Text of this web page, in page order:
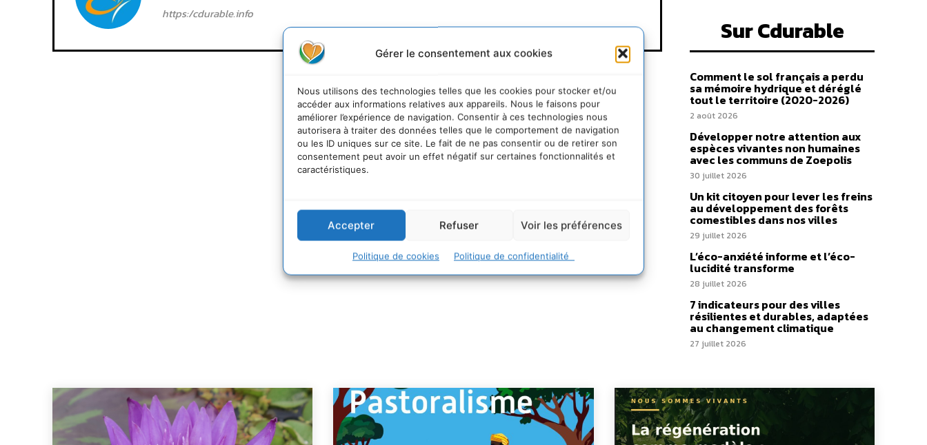
Gérer le consentement aux cookies
Nous utilisons des technologies telles que les cookies pour stocker et/ou
accéder aux informations relatives aux appareils. Nous le faisons pour
améliorer l’expérience de navigation. Consentir à ces technologies nous
autorisera à traiter des données telles que le comportement de navigation
ou les ID uniques sur ce site. Le fait de ne pas consentir ou de retirer son
consentement peut avoir un effet négatif sur certaines fonctionnalités et
caractéristiques.
Accepter Refuser Voir les préférences
Politique de cookies Politique de confidentialité
https:/cdurable.info
Sur Cdurable
Comment le sol français a perdu
sa mémoire hydrique et déréglé
tout le territoire (2020-2026)
2 août 2026
Développer notre attention aux
espèces vivantes non humaines
avec les communs de Zoepolis
30 juillet 2026
Un kit citoyen pour lever les freins
au développement des forêts
comestibles dans nos villes
29 juillet 2026
L’éco-anxiété informe et l’éco-
lucidité transforme
28 juillet 2026
7 indicateurs pour des villes
résilientes et durables, adaptées
au changement climatique
27 juillet 2026